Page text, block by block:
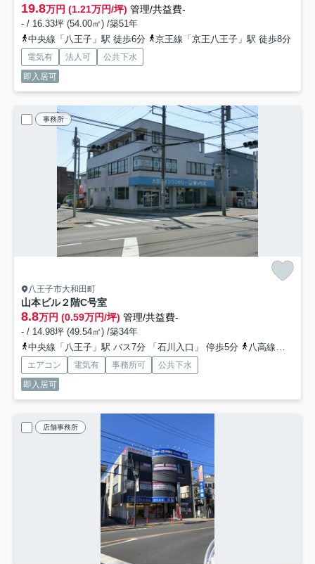
19.8万円 (1.21万円/坪) 管理/共益費-
- / 16.33坪 (54.00㎡) /築51年
中央線「八王子」駅 徒歩6分
京王線「京王八王子」駅 徒歩8分
電気有 法人可
公共下水
即入居可
事務所
八王子市大和田町
山本ビル２階C号室
8.8万円 (0.59万円/坪) 管理/共益費-
- / 14.98坪 (49.54㎡) /築34年
中央線「八王子」駅 バス7分 「石川入口」 停歩5分
八高線「北八王子」駅 徒歩16分
エアコン 電気有 事務所可
公共下水
即入居可
店舗事務所